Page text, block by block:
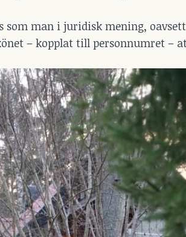
som man i juridisk mening, oavsett
– kopplat till personnumret –